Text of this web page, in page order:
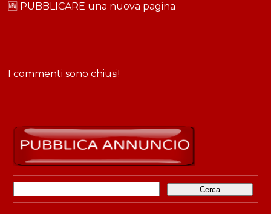
🆕 PUBBLICARE una nuova pagina
I commenti sono chiusi!
per: